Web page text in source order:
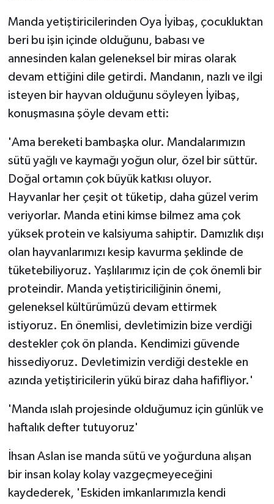
Manda yetiştiricilerinden Oya İyibaş, çocukluktan
beri bu işin içinde olduğunu, babası ve
annesinden kalan geleneksel bir miras olarak
devam ettiğini dile getirdi. Mandanın, nazlı ve ilgi
isteyen bir hayvan olduğunu söyleyen İyibaş,
konuşmasına şöyle devam etti:
'Ama bereketi bambaşka olur. Mandalarımızın
sütü yağlı ve kaymağı yoğun olur, özel bir süttür.
Doğal ortamın çok büyük katkısı oluyor.
Hayvanlar her çeşit ot tüketip, daha güzel verim
veriyorlar. Manda etini kimse bilmez ama çok
yüksek protein ve kalsiyuma sahiptir. Damızlık dışı
olan hayvanlarımızı kesip kavurma şeklinde de
tüketebiliyoruz. Yaşlılarımız için de çok önemli bir
proteindir. Manda yetiştiriciliğinin önemi,
geleneksel kültürümüzü devam ettirmek
istiyoruz. En önemlisi, devletimizin bize verdiği
destekler çok ön planda. Kendimizi güvende
hissediyoruz. Devletimizin verdiği destekle en
azında yetiştiricilerin yükü biraz daha hafifliyor.'
'Manda ıslah projesinde olduğumuz için günlük ve
haftalık defter tutuyoruz'
İhsan Aslan ise manda sütü ve yoğurduna alışan
bir insan kolay kolay vazgeçmeyeceğini
kaydederek, 'Eskiden imkanlarımızla kendi